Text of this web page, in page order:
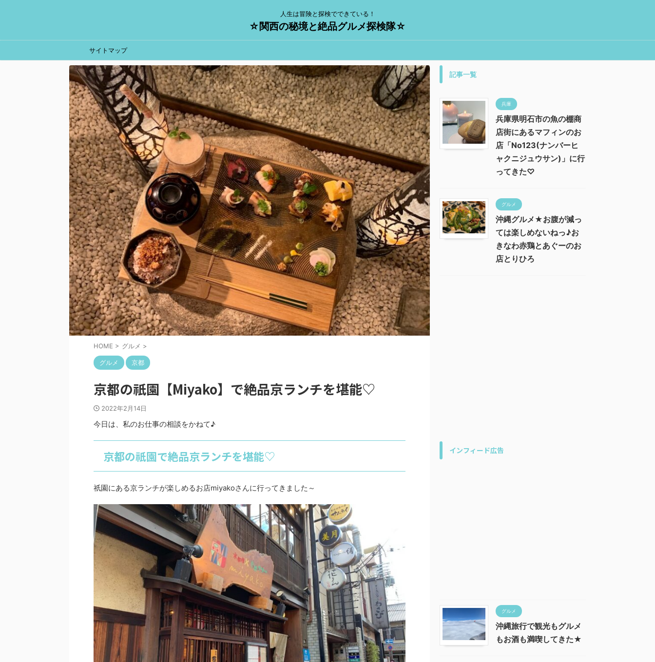
人生は冒険と探検でできている！
☆関西の秘境と絶品グルメ探検隊☆
サイトマップ
HOME > グルメ >
グルメ 京都
京都の祇園【Miyako】で絶品京ランチを堪能♡
2022年2月14日
今日は、私のお仕事の相談をかねて♪
京都の祇園で絶品京ランチを堪能♡
祇園にある京ランチが楽しめるお店miyakoさんに行ってきました～
記事一覧
兵庫
兵庫県明石市の魚の棚商
店街にあるマフィンのお
店「No123(ナンバーヒ
ャクニジュウサン)」に行
ってきた♡
グルメ
沖縄グルメ★お腹が減っ
ては楽しめないねっ♪お
きなわ赤鶏とあぐーのお
店とりひろ
インフィード広告
グルメ
沖縄旅行で観光もグルメ
もお酒も満喫してきた★